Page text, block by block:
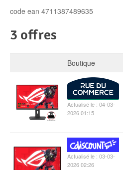
code ean 4711387489635
3 offres
Boutique
Actualisé le : 04-03-
2026 01:15
Actualisé le : 03-03-
2026 02:26